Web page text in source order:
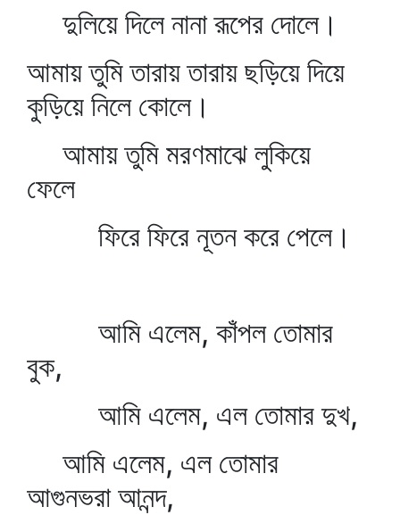
দুলিয়ে দিলে নানা রূপের দোলে।
আমায় তুমি তারায় তারায় ছড়িয়ে দিয়ে
কুড়িয়ে নিলে কোলে।
আমায় তুমি মরণমাঝে লুকিয়ে
ফেলে
ফিরে ফিরে নূতন করে পেলে।
আমি এলেম, কাঁপল তোমার
বুক,
আমি এলেম, এল তোমার দুখ,
আমি এলেম, এল তোমার
আগুনভরা আনন্দ,